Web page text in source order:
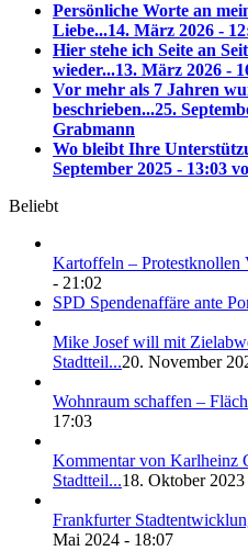
Persönliche Worte an
Liebe...14. März 2026 -
Hier stehe ich Seite an
wieder...13. März 2026 -
Vor mehr als 7 Jahren
beschrieben...25.
Grabmann
Wo bleibt Ihre
September 2025 - 13:03
Beliebt
Kartoffeln – Protestknollen
- 21:02
SPD Spendenaffäre ante
Mike Josef will mit
Stadtteil...20. November
Wohnraum schaffen –
17:03
Kommentar von Karlheinz
Stadtteil...18. Oktober 2023
Frankfurter
Mai 2024 - 18:07